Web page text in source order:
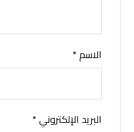
الاسم*
البريد الإلكتروني*